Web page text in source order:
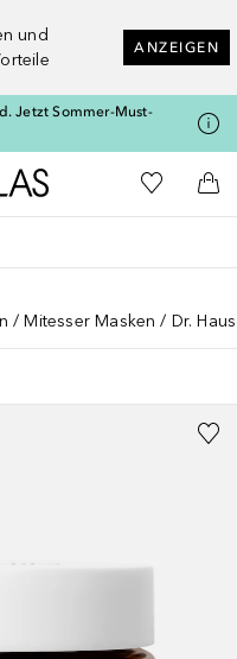
und
ANZEIGEN
Jetzt Sommer-Must-
Zur Douglas Startseite
Zu Meiner
Mitesser Masken Dr.